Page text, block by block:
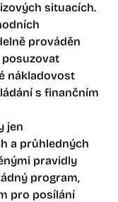
situacích.
prováděn
nákladovost
s finančním
jen
a průhledných
pravidly
program,
pro posílání